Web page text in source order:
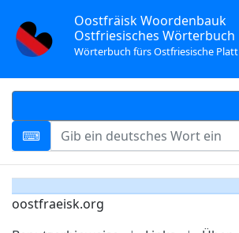
Oostfräisk Woordenbauk
Ostfriesisches Wörterbuch
Wörterbuch fürs Ostfriesische Platt
oostfraeisk.org